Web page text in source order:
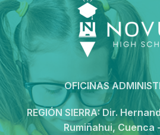
OFICINAS
REGIÓN SIERRA:Dir.
Rumiñahui, Cuenca